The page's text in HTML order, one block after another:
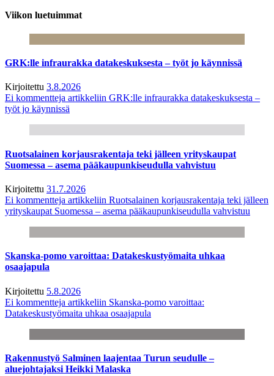
Viikon luetuimmat
GRK:lle infraurakka datakeskuksesta – työt jo käynnissä
Kirjoitettu 3.8.2026
Ei kommentteja artikkeliin GRK:lle infraurakka datakeskuksesta –
työt jo käynnissä
Ruotsalainen korjausrakentaja teki jälleen yrityskaupat
Suomessa – asema pääkaupunkiseudulla vahvistuu
Kirjoitettu 31.7.2026
Ei kommentteja artikkeliin Ruotsalainen korjausrakentaja teki jälleen
yrityskaupat Suomessa – asema pääkaupunkiseudulla vahvistuu
Skanska-pomo varoittaa: Datakeskustyömaita uhkaa
osaajapula
Kirjoitettu 5.8.2026
Ei kommentteja artikkeliin Skanska-pomo varoittaa:
Datakeskustyömaita uhkaa osaajapula
Rakennustyö Salminen laajentaa Turun seudulle –
aluejohtajaksi Heikki Malaska